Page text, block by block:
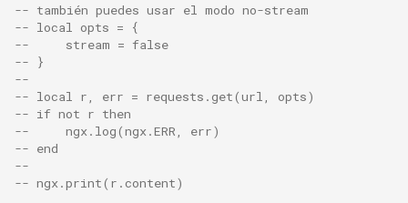
eval
execute
f4fhds
fancyindex
-- también puedes usar el modo no-stream
-- local opts = {
--     stream = false
-- }
--
-- local r, err = requests.get(url, opts)
-- if not r then
--     ngx.log(ngx.ERR, err)
-- end
--
-- ngx.print(r.content)